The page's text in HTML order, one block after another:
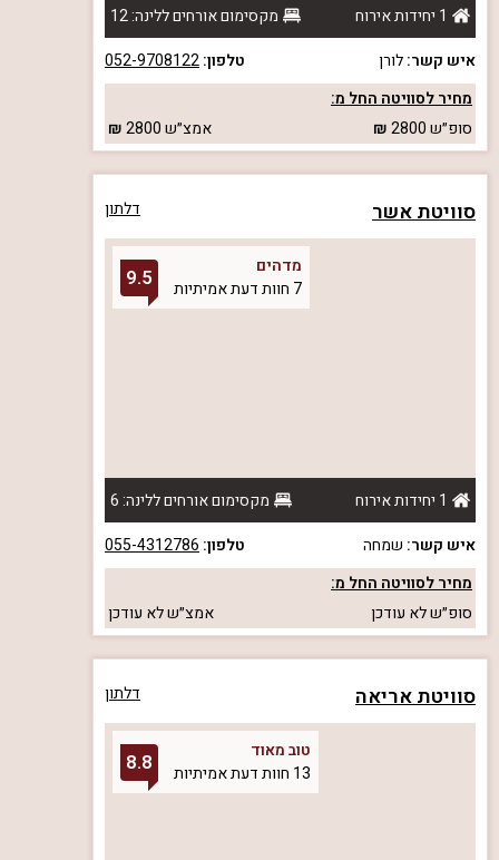
1 יחידות אירוח
מקסימום אורחים ללינה: 12
איש קשר:לורן טלפון:052-9708122
מחיר לסוויטה החל מ:
סופ״ש2800 אמצ״ש2800
סוויטת אשר דלתון
מדהים
7 חוות דעת אמיתיות
9.5
1 יחידות אירוח
מקסימום אורחים ללינה: 6
איש קשר: שמחה טלפון: 055-4312786
מחיר לסוויטה החל מ:
סופ״שלא עודכן אמצ״שלא עודכן
סוויטת אריאה דלתון
טוב מאוד
13 חוות דעת אמיתיות
8.8